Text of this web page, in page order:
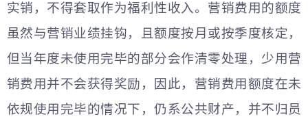
实销，不得套取作为福利性收入。营销费用的额度
虽然与营销业绩挂钩，且额度按月或按季度核定，
但当年度未使用完毕的部分会作清零处理，少用营
销费用并不会获得奖励，因此，营销费用额度在未
依规使用完毕的情况下，仍系公共财产，并不归员